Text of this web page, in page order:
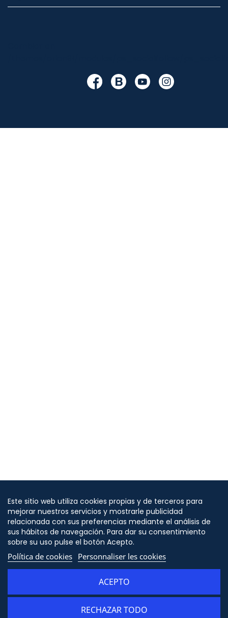
Este sitio web utiliza cookies propias y de terceros para
mejorar nuestros servicios y mostrarle publicidad
relacionada con sus preferencias mediante el análisis de
sus hábitos de navegación. Para dar su consentimiento
sobre su uso pulse el botón Acepto.
Política de cookies Personnaliser les cookies
RECHAZAR TODO
ACEPTO